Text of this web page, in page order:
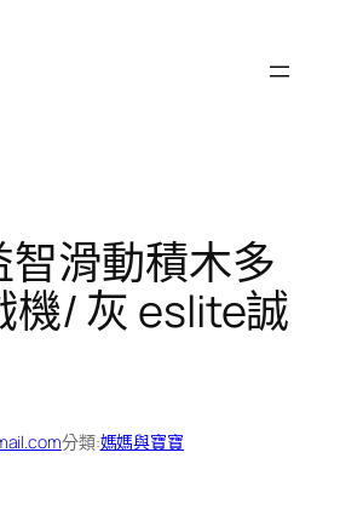
智滑動積木多
機/ 灰 eslite誠
分類:媽媽與寶寶